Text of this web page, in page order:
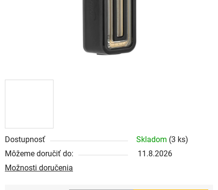
Dostupnosť Skladom (3 ks)
Môžeme doručiť do:
11.8.2026
Možnosti doručenia